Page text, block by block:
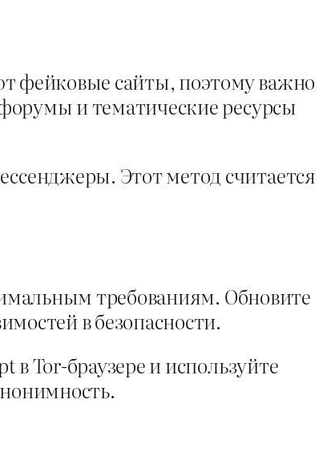
фейковые сайты, поэтому важно
и тематические ресурсы
Этот метод считается
требованиям. Обновите
в безопасности.
Tor-браузере и используйте